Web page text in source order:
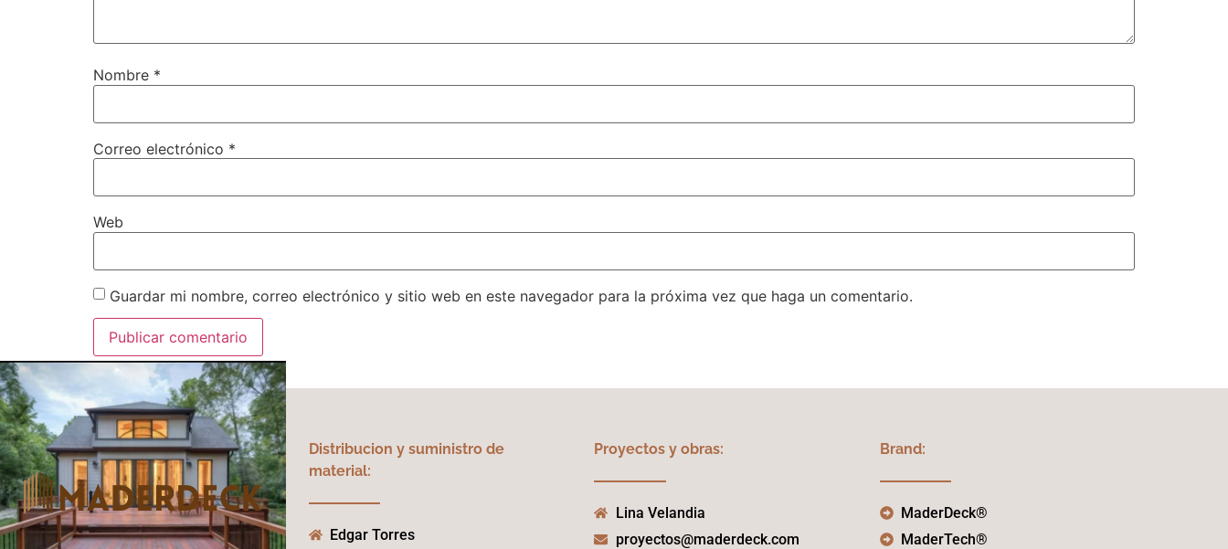
Nombre *
Correo electrónico *
Web
Guardar mi nombre, correo electrónico y sitio web en este navegador para la próxima vez que haga un comentario.
Distribucion y suministro de
material:
Edgar Torres
Proyectos y obras:
Lina Velandia
proyectos@maderdeck.com
Brand:
MaderDeck®
MaderTech®